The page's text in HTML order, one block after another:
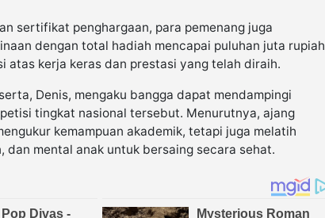
sertifikat penghargaan, para pemenang juga
dengan total hadiah mencapai puluhan juta rupiah
atas kerja keras dan prestasi yang telah diraih.
Denis, mengaku bangga dapat mendampingi
tingkat nasional tersebut. Menurutnya, ajang
kemampuan akademik, tetapi juga melatih
dan mental anak untuk bersaing secara sehat.